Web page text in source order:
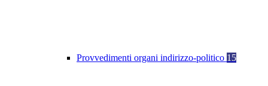
Provvedimenti organi indirizzo-politico 15